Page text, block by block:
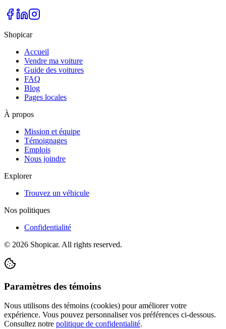
Shopicar
Accueil
Vendre ma voiture
Guide des voitures
FAQ
Blog
Pages locales
À propos
Mission et équipe
Témoignages
Emplois
Nous joindre
Explorer
Trouvez un véhicule
Nos politiques
Confidentialité
© 2026 Shopicar. All rights reserved.
Paramètres des témoins
Nous utilisons des témoins (cookies) pour améliorer votre
expérience. Vous pouvez personnaliser vos préférences ci-dessous.
Consultez notre politique de confidentialité.